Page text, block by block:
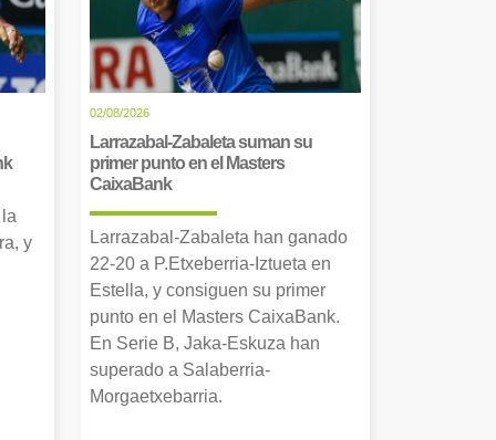
y
02/08/2026
Larrazabal-Zabaleta suman su
primer punto en el Masters
CaixaBank
Larrazabal-Zabaleta han ganado
22-20 a P.Etxeberria-Iztueta en
Estella, y consiguen su primer
punto en el Masters CaixaBank.
En Serie B, Jaka-Eskuza han
superado a Salaberria-
Morgaetxebarria.